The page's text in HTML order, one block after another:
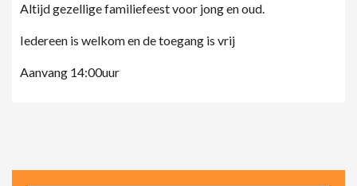
Media
Altijd gezellige familiefeest voor jong en oud.
Iedereen is welkom en de toegang is vrij
Aanvang 14:00uur